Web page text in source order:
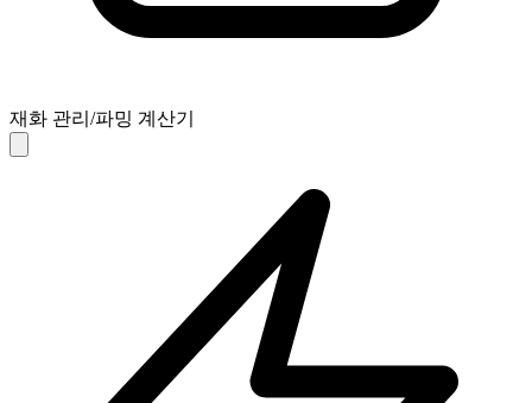
재화 관리/파밍 계산기